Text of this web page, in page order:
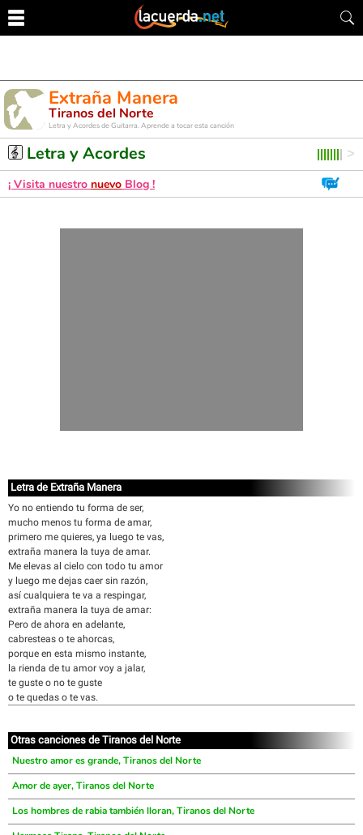
Extraña Manera
Tiranos del Norte
Letra y Acordes de Guitarra. Aprende a tocar esta canción
Letra y Acordes
¡ Visita nuestro nuevo Blog !
Letra de Extraña Manera
Yo no entiendo tu forma de ser,
mucho menos tu forma de amar,
primero me quieres, ya luego te vas,
extraña manera la tuya de amar.
Me elevas al cielo con todo tu amor
y luego me dejas caer sin razón,
así cualquiera te va a respingar,
extraña manera la tuya de amar:
Pero de ahora en adelante,
cabresteas o te ahorcas,
porque en esta mismo instante,
la rienda de tu amor voy a jalar,
te guste o no te guste
o te quedas o te vas.
Otras canciones de Tiranos del Norte
Nuestro amor es grande, Tiranos del Norte
Amor de ayer, Tiranos del Norte
Los hombres de rabia también lloran, Tiranos del Norte